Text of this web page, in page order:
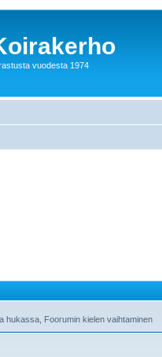
vuodesta 1974
hukassa, Foorumin kielen vaihtaminen